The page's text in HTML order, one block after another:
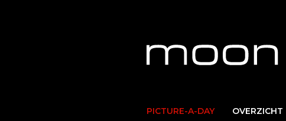
PICTURE-A-DAY OVERZICHT